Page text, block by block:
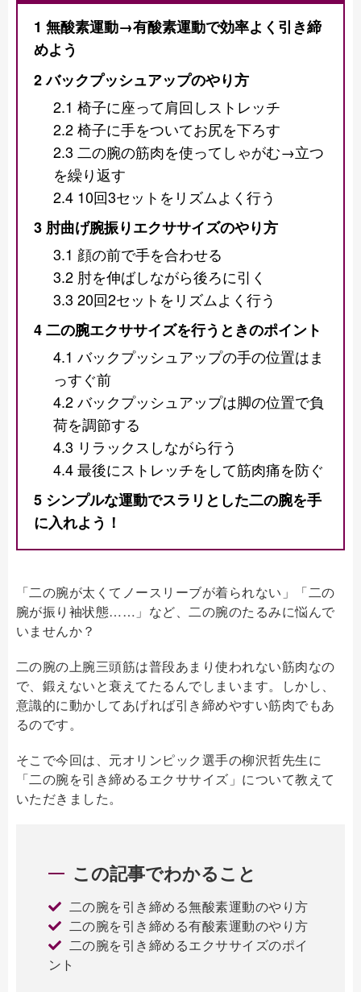
1 無酸素運動→有酸素運動で効率よく引き締
めよう
2バックプッシュアップのやり方
2.1 椅子に座って肩回しストレッチ
2.2椅子に手をついてお尻を下ろす
2.3 二の腕の筋肉を使ってしゃがむ→立つ
を繰り返す
2.4 10回3セットをリズムよく行う
3 肘曲げ腕振りエクササイズのやり方
3.1 顔の前で手を合わせる
3.2 肘を伸ばしながら後ろに引く
3.3 20回2セットをリズムよく行う
4二の腕エクササイズを行うときのポイント
4.1 バックプッシュアップの手の位置はま
っすぐ前
4.2バックプッシュアップは脚の位置で負
荷を調節する
4.3 リラックスしながら行う
4.4最後にストレッチをして筋肉痛を防ぐ
5 シンプルな運動でスラリとした二の腕を手
に入れよう！
「二の腕が太くてノースリーブが着られない」「二の
腕が振り袖状態……」など、二の腕のたるみに悩んで
いませんか？
二の腕の上腕三頭筋は普段あまり使われない筋肉なの
で、鍛えないと衰えてたるんでしまいます。しかし、
意識的に動かしてあげれば引き締めやすい筋肉でもあ
るのです。
そこで今回は、元オリンピック選手の柳沢哲先生に
「二の腕を引き締めるエクササイズ」について教えて
いただきました。
この記事でわかること
二の腕を引き締める無酸素運動のやり方
二の腕を引き締める有酸素運動のやり方
二の腕を引き締めるエクササイズのポイ
ント